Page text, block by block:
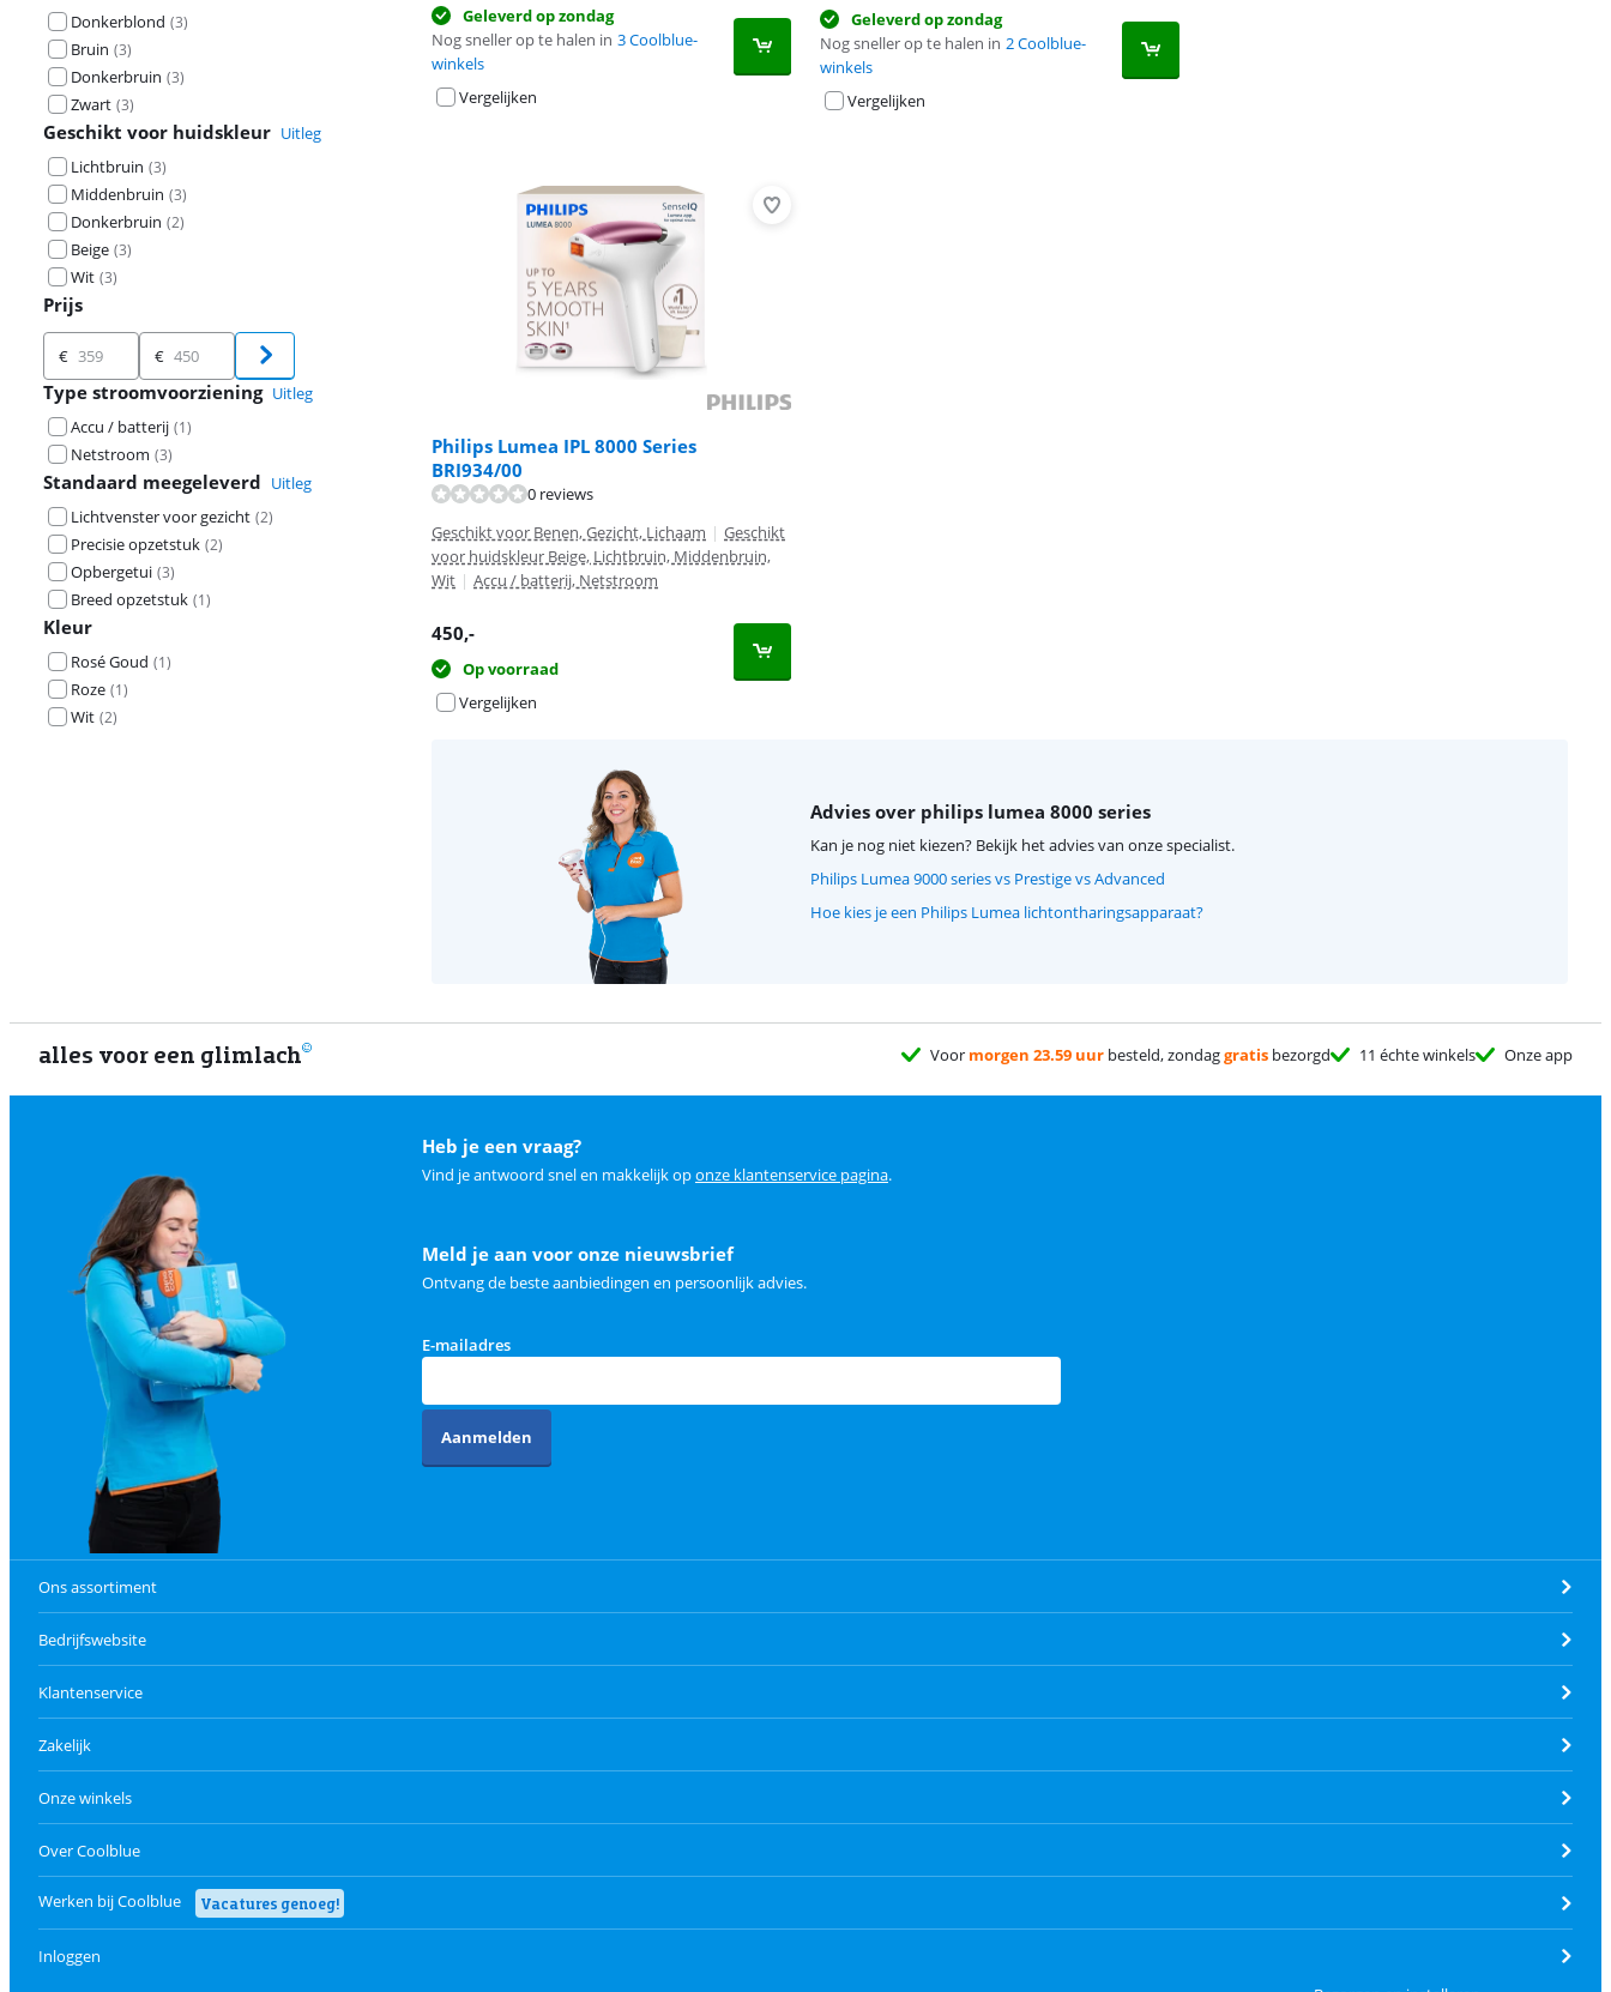
Donkerblond (3)
Bruin (3)
Donkerbruin (3)
Zwart (3)
Geschikt voor huidskleur Uitleg
Lichtbruin (3)
Middenbruin (3)
Donkerbruin (2)
Beige (3)
Wit (3)
Prijs
Prijs
€ €
Type stroomvoorziening Uitleg
Accu / batterij (1)
Netstroom (3)
Standaard meegeleverd Uitleg
Lichtvenster voor gezicht (2)
Precisie opzetstuk (2)
Opbergetui (3)
Breed opzetstuk (1)
Kleur
Rosé Goud (1)
Roze (1)
Wit (2)
Geleverd op zondag
Nog sneller op te halen in 3 Coolblue-
winkels
Vergelijken
Geleverd op zondag
Nog sneller op te halen in 2 Coolblue-
winkels
Vergelijken
Philips Lumea IPL 8000 Series
BRI934/00
0 reviews
Geschikt voor Benen, Gezicht, Lichaam | Geschikt
voor huidskleur Beige, Lichtbruin, Middenbruin,
Wit | Accu / batterij, Netstroom
450,-
Op voorraad
Vergelijken
Advies over philips lumea 8000 series
Kan je nog niet kiezen? Bekijk het advies van onze specialist.
Philips Lumea 9000 series vs Prestige vs Advanced
Hoe kies je een Philips Lumea lichtontharingsapparaat?
alles voor een glimlach Voor morgen 23.59 uur besteld, zondaggratis bezorgd 11 échte winkels Onze app
Heb je een vraag?
Vind je antwoord snel en makkelijk oponze klantenservice pagina.
Meld je aan voor onze nieuwsbrief
Ontvang de beste aanbiedingen en persoonlijk advies.
E-mailadres
Aanmelden
Ons assortiment
Bedrijfswebsite
Klantenservice
Zakelijk
Onze winkels
Over Coolblue
Werken bij Coolblue Vacatures genoeg!
Inloggen